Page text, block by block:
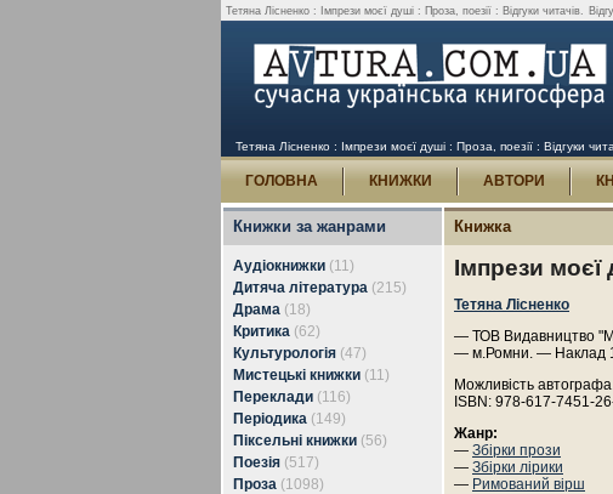
Тетяна Лісненко : Імпрези моєї душі : Проза, поезії : Відгуки читачів.
Тетяна Лісненко : Імпрези моєї душі : Проза, поезії : Відгуки
ГОЛОВНА КНИЖКИ АВТОРИ
Книжки за жанрами
Аудіокнижки (11)
Дитяча література (215)
Драма (18)
Критика (62)
Культурологія (47)
Мистецькі книжки (11)
Переклади (116)
Періодика (149)
Піксельні книжки (56)
Поезія (517)
Проза (1098)
Книжка
Імпрези моєї
Тетяна Лісненко
— ТОВ Видавництво
— м.Ромни. — Наклад
Можливість
ISBN: 978-617-7451-
Жанр:
— Збірки прози
— Збірки лірики
— Римований вірш